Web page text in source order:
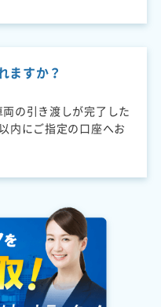
ますか？
の引き渡しが完了した
内にご指定の口座へお